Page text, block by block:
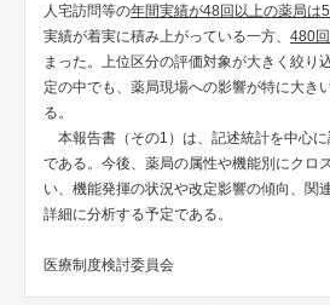
人宅訪問等の年間実績が48回以上の薬局は
実績が着実に積み上がっている一方、 480
まった。上位区分の評価対象が大きく絞り
定の中でも、薬局現場への影響が特に大き
る。
本報告書（その1）は、記述統計を中心
である。今後、薬局の属性や機能別にクロ
い、機能発揮の状況や改定影響の傾向、関
詳細に分析する予定である。
医療制度検討委員会